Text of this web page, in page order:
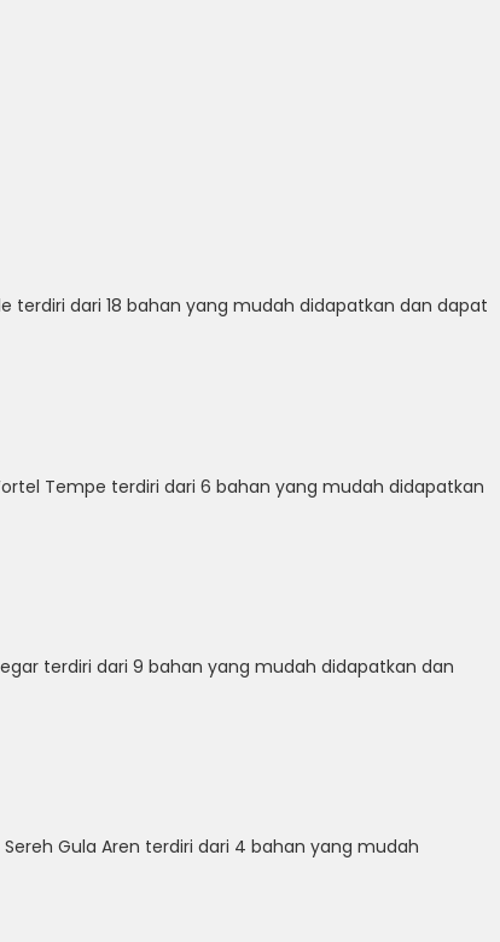
terdiri dari 18 bahan yang mudah didapatkan dan dapat
Tempe terdiri dari 6 bahan yang mudah didapatkan
terdiri dari 9 bahan yang mudah didapatkan dan
Gula Aren terdiri dari 4 bahan yang mudah